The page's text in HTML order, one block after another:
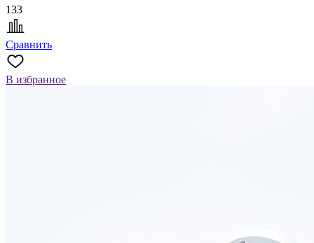
133
Сравнить
В избранное